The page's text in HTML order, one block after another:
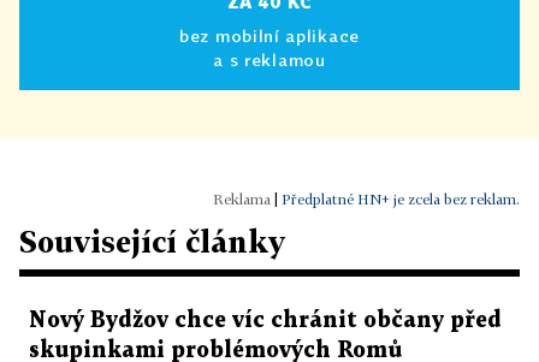
bez mobilní aplikace
a s reklamou
Předplatné HN+ je zcela bez reklam.
Související články
Nový Bydžov chce víc chránit občany před
skupinkami problémových Romů